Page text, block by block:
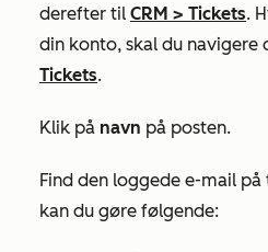
derefter til CRM > Tickets.
din konto, skal du navigere
Tickets.
Klik på navn på posten.
Find den loggede e-mail på
kan du gøre følgende: